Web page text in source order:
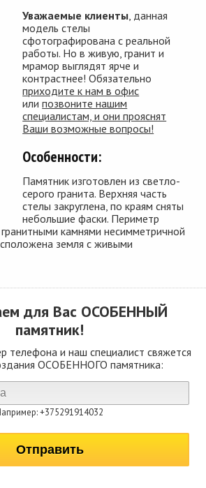
Уважаемые клиенты , данная
модель стелы
сфотографирована с реальной
работы. Но в живую, гранит и
мрамор выглядят ярче и
контрастнее! Обязательно
приходите к нам в офис
илипозвоните нашим
специалистам, и они прояснят
Ваши возможные вопросы!
Особенности:
Памятник изготовлен из светло-
серого гранита. Верхняя часть
стелы закруглена, по краям сняты
небольшие фаски. Периметр
камнями несимметричной
земля с живыми
для Вас ОСОБЕННЫЙ
памятник!
телефона и наш специалист свяжется
ОСОБЕННОГО памятника:
+375291914032